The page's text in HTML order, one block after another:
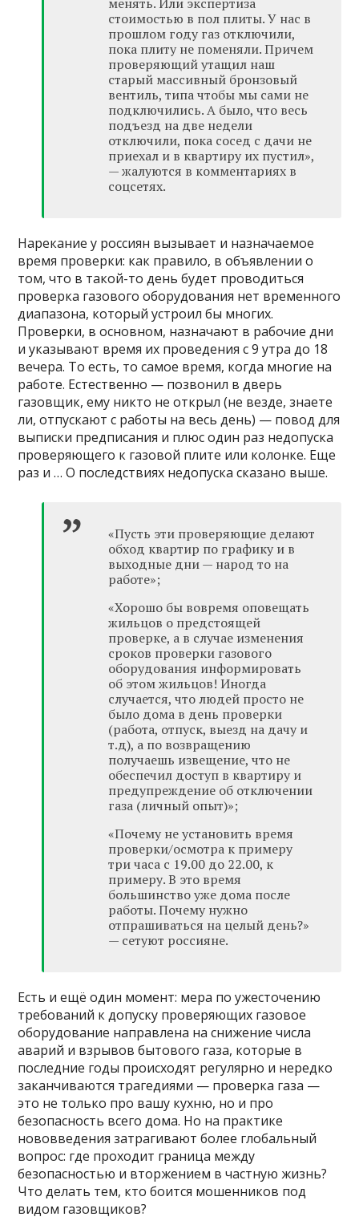
стоимостью в пол плиты. У нас в
прошлом году газ отключили,
пока плиту не поменяли. Причем
проверяющий утащил наш
старый массивный бронзовый
вентиль, типа чтобы мы сами не
подключились. А было, что весь
подъезд на две недели
отключили, пока сосед с дачи не
приехал и в квартиру их пустил»,
— жалуются в комментариях в
соцсетях.
Нарекание у россиян вызывает и назначаемое
время проверки: как правило, в объявлении о
том, что в такой-то день будет проводиться
проверка газового оборудования нет временного
диапазона, который устроил бы многих.
Проверки, в основном, назначают в рабочие дни
и указывают время их проведения с 9 утра до 18
вечера. То есть, то самое время, когда многие на
работе. Естественно — позвонил в дверь
газовщик, ему никто не открыл (не везде, знаете
ли, отпускают с работы на весь день) — повод для
выписки предписания и плюс один раз недопуска
проверяющего к газовой плите или колонке. Еще
раз и … О последствиях недопуска сказано выше.
«Пусть эти проверяющие делают
обход квартир по графику и в
выходные дни — народ то на
работе»;
«Хорошо бы вовремя оповещать
жильцов о предстоящей
проверке, а в случае изменения
сроков проверки газового
оборудования информировать
об этом жильцов! Иногда
случается, что людей просто не
было дома в день проверки
(работа, отпуск, выезд на дачу и
т.д), а по возвращению
получаешь извещение, что не
обеспечил доступ в квартиру и
предупреждение об отключении
газа (личный опыт)»;
«Почему не установить время
проверки/осмотра к примеру
три часа с 19.00 до 22.00, к
примеру. В это время
большинство уже дома после
работы. Почему нужно
отпрашиваться на целый день?»
— сетуют россияне.
Есть и ещё один момент: мера по ужесточению
требований к допуску проверяющих газовое
оборудование направлена на снижение числа
аварий и взрывов бытового газа, которые в
последние годы происходят регулярно и нередко
заканчиваются трагедиями — проверка газа —
это не только про вашу кухню, но и про
безопасность всего дома. Но на практике
нововведения затрагивают более глобальный
вопрос: где проходит граница между
безопасностью и вторжением в частную жизнь?
Что делать тем, кто боится мошенников под
видом газовщиков?